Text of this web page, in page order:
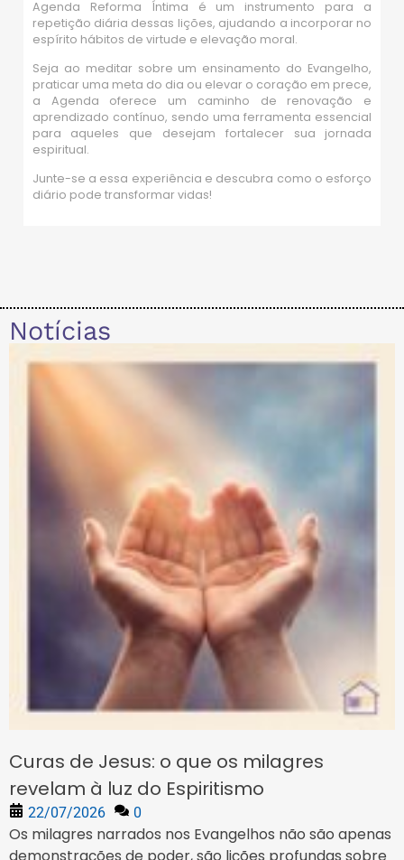
Agenda Reforma Íntima é um instrumento para a
repetição diária dessas lições, ajudando a incorporar no
espírito hábitos de virtude e elevação moral.
Seja ao meditar sobre um ensinamento do Evangelho,
praticar uma meta do dia ou elevar o coração em prece,
a Agenda oferece um caminho de renovação e
aprendizado contínuo, sendo uma ferramenta essencial
para aqueles que desejam fortalecer sua jornada
espiritual.
Junte-se a essa experiência e descubra como o esforço
diário pode transformar vidas!
Notícias
Curas de Jesus: o que os milagres
revelam à luz do Espiritismo
22/07/2026 0
Os milagres narrados nos Evangelhos não são apenas
demonstrações de poder, são lições profundas sobre